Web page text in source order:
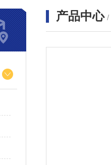
产品中心 /